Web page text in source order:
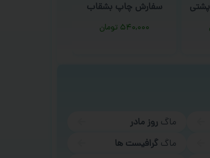
سفارش چاپ بشقاب
۵۴۰,۰۰۰ تومان
ماگروز مادر
ماگگرافیست ها